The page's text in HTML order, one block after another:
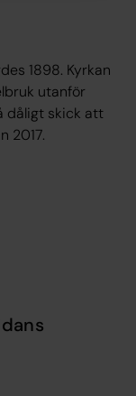
1898. Kyrkan
utanför
dåligt skick att
2017.